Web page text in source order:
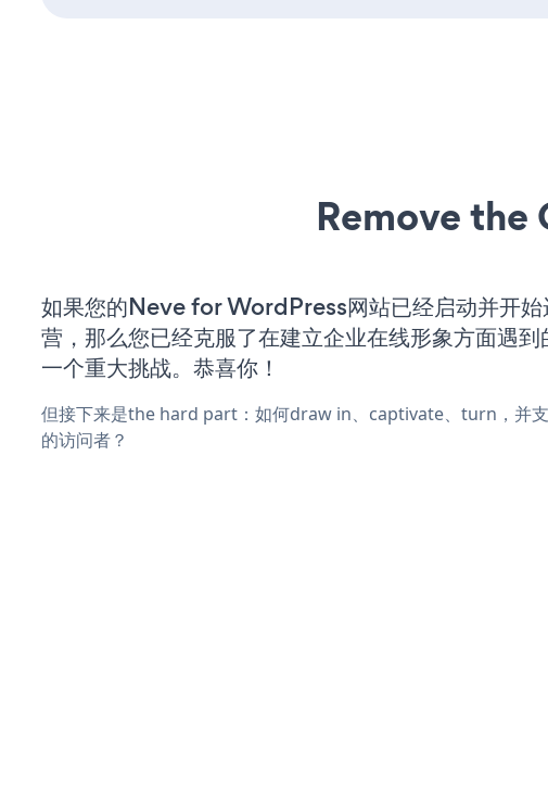
Remove the
如果您的Neve for WordPress网站已经启动并开始
营，那么您已经克服了在建立企业在线形象方面遇到
一个重大挑战。恭喜你！
但接下来是the hard part：如何draw in、captivate、turn，并
的访问者？